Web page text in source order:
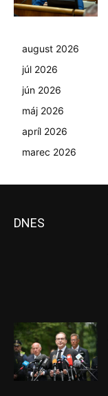
august 2026
júl 2026
jún 2026
máj 2026
apríl 2026
marec 2026
DNES